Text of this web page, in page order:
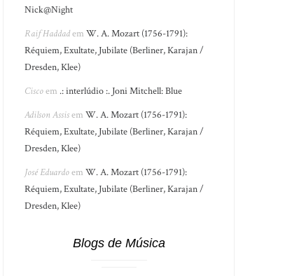
Nick@Night
Raif HaddademW. A. Mozart (1756-1791):
Réquiem, Exultate, Jubilate (Berliner, Karajan /
Dresden, Klee)
Ciscoem .: interlúdio :. Joni Mitchell: Blue
Adilson AssisemW. A. Mozart (1756-1791):
Réquiem, Exultate, Jubilate (Berliner, Karajan /
Dresden, Klee)
José EduardoemW. A. Mozart (1756-1791):
Réquiem, Exultate, Jubilate (Berliner, Karajan /
Dresden, Klee)
Blogs de Música